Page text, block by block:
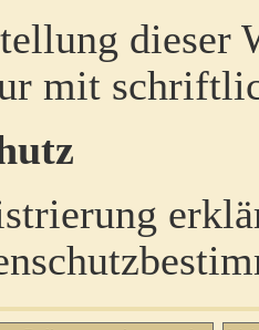
dieser
mit